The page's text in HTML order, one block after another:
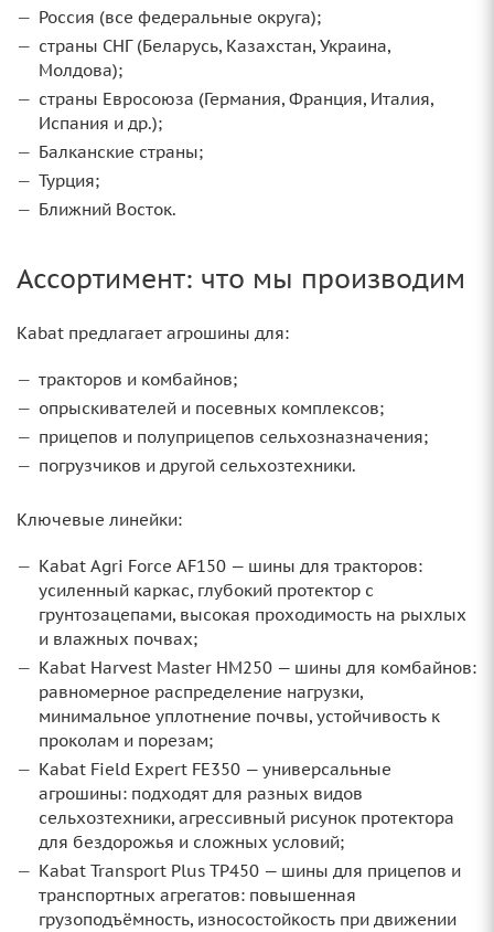
Россия (все федеральные округа);
страны СНГ (Беларусь, Казахстан, Украина,
Молдова);
страны Евросоюза (Германия, Франция, Италия,
Испания и др.);
Балканские страны;
Турция;
Ближний Восток.
Ассортимент: что мы производим
Kabat предлагает агрошины для:
тракторов и комбайнов;
опрыскивателей и посевных комплексов;
прицепов и полуприцепов сельхозназначения;
погрузчиков и другой сельхозтехники.
Ключевые линейки:
Kabat Agri Force AF150 — шины для тракторов:
усиленный каркас, глубокий протектор с
грунтозацепами, высокая проходимость на рыхлых
и влажных почвах;
Kabat Harvest Master HM250 — шины для комбайнов:
равномерное распределение нагрузки,
минимальное уплотнение почвы, устойчивость к
проколам и порезам;
Kabat Field Expert FE350 — универсальные
агрошины: подходят для разных видов
сельхозтехники, агрессивный рисунок протектора
для бездорожья и сложных условий;
Kabat Transport Plus TP450 — шины для прицепов и
транспортных агрегатов: повышенная
грузоподъёмность, износостойкость при движении